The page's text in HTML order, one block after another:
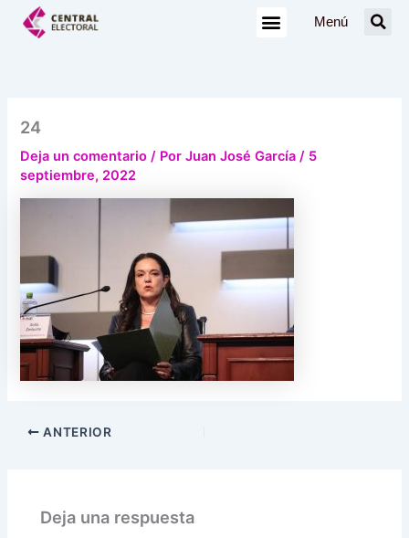
Menú
24
Deja un comentario / PorJuan José García/ 5
septiembre, 2022
ANTERIOR
Deja una respuesta